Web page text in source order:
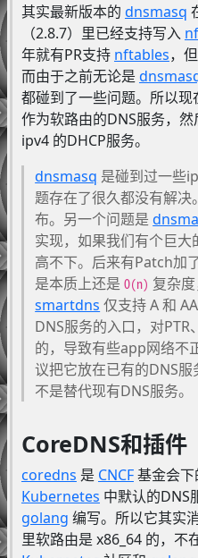
其实最新版本的 dnsmasq
（2.8.7）里已经支持写入
年就有PR支持 nftables，
而由于之前无论是
都碰到了一些问题。所以现
作为软路由的DNS服务，
ipv4 的DHCP服务。
dnsmasq 是碰到过一些
题存在了很久都没有解决
布。另一个问题是
实现，如果我们有个巨大
高不下。后来有Patch加
是本质上还是O(n) 复杂
smartdns 仅支持 A 和
DNS服务的入口，对
的，导致有些app网络不
议把它放在已有的DNS
不是替代现有DNS服务。
CoreDNS和插件
coredns 是 CNCF基金会下
Kubernetes 中默认的DNS
golang 编写。所以它其实
里软路由是 x86_64 的，不